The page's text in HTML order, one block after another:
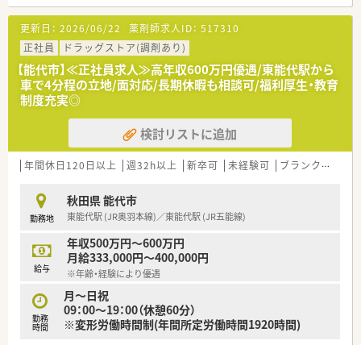
す。
【法人特徴について】
■国内有数の営業収益を誇る大手小売グループの法人が運営し
ており、全国規模のネットワークと安定した経営基盤を誇りま
す。
■ショッピングモールを地域医療の拠点とするヘルスケアステ
ーションの構築を掲げ、地域の健康をトータルで支えています。
■調剤業務を核としながらOTC販売や健康相談にも注力してお
り、衣食住の住の分野から豊かな暮らしの実現に貢献していま
す。
■面対応による処方箋の調剤業務や服薬指導を中心として、患者
様一人ひとりに寄り添った丁寧なカウンセリングを実施しま
す。
■ドラッグストア併設店としてOTC医薬品の販売や健康相談も
担当し、セルフメディケーションの推進にも深く関わります。
■多くの医療機関からの処方箋を応需するため、医薬品の品目数
も多く、薬剤師としての幅広い知識とスキルを習得できます。
更新日： 2026/06/22 薬剤師求人ID： 517310
正社員
ドラッグストア(調剤あり)
【能代市】≪正社員求人≫高年収600万円優遇/東能代駅から
車で4分程の立地/面対応/長期休暇も相談可/福利厚生・教育
制度充実◎
検討リストに追加
年間休日120日以上 週32h以上 新卒可 未経験可 ブランク可
勤務地
秋田県 能代市
東能代駅 (JR奥羽本線)／東能代駅 (JR五能線)
給与
年収500万円～600万円
月給333,000円～400,000円
※年齢・経験により優遇
勤務
時間
月～日祝
09：00～19：00（休憩60分）
※変形労働時間制(年間所定労働時間1920時間)